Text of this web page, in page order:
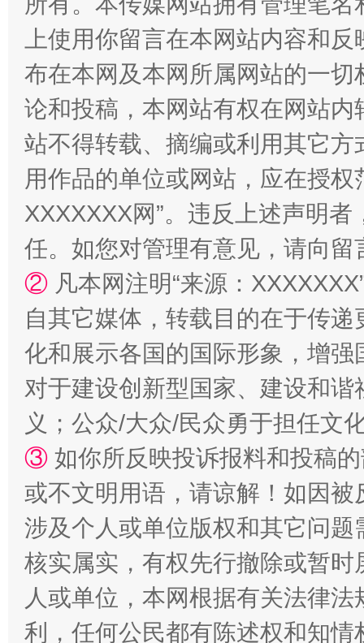
“蜀中异人”王建安的艺术幻境
完善运行机制助力责任有效落实 一纸欠
东山县通报“牛蛙产品抗生素超标问题” 法
上使用你留言在本网站内容和
布在本网及本网所属网站的一
论和投稿，本网站有权在网站
站不得转载、摘编或利用其它
用作品的单位或网站，应在授
XXXXXXX网”。违反上述声明
任。如您对管理有意见，请向
② 凡本网注明“来源：
自其它媒体，转载目的在于传
化和展示各国的国际形象，增
对于建设创新型国家、建设和
义；公众/大众/民众勇于担任文
③ 如你所反映投诉报料和投稿
或不文明用语，请谅解！如因
涉及个人或单位版权和其它问题
核实属实，有权先行撤除或暂
人或单位，本网根据有关法律
利，任何公民都有陈述权和知情